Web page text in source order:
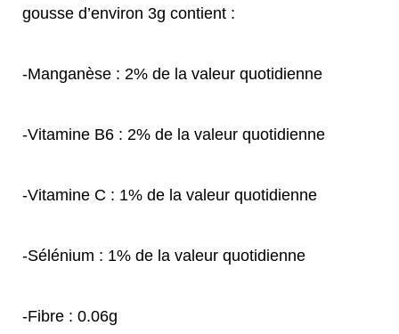
gousse d’environ 3g contient :
-Manganèse : 2% de la valeur quotidienne
-Vitamine B6 : 2% de la valeur quotidienne
-Vitamine C : 1% de la valeur quotidienne
-Sélénium : 1% de la valeur quotidienne
-Fibre : 0.06g